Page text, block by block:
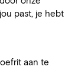
past, je hebt
aan te